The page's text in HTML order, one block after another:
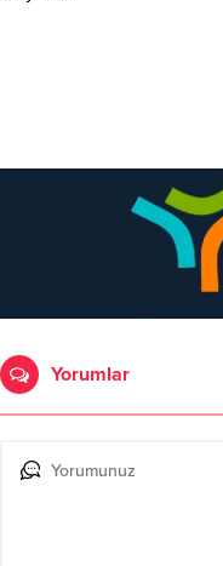
Yorumlar